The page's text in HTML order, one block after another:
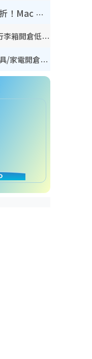
豐澤優惠勁減低至44折！Mac mini/iPhone17Pro大減價！廚房家電$220起
開倉優惠｜尖沙咀名牌行李箱開倉低至4折！一連5日 American Tourister/ace./Hallmark $200起！
廚具開倉｜特福Tefal廚具/家電開倉低至3折！$220起買平底鍋/炒鑊/湯煲！電飯煲/吸塵機/燙斗$418起